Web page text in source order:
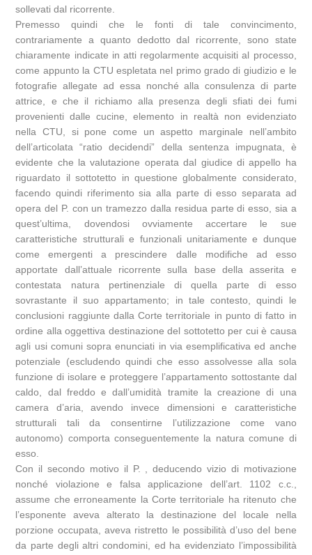
sollevati dal ricorrente.
Premesso quindi che le fonti di tale convincimento,
contrariamente a quanto dedotto dal ricorrente, sono state
chiaramente indicate in atti regolarmente acquisiti al processo,
come appunto la CTU espletata nel primo grado di giudizio e le
fotografie allegate ad essa nonché alla consulenza di parte
attrice, e che il richiamo alla presenza degli sfiati dei fumi
provenienti dalle cucine, elemento in realtà non evidenziato
nella CTU, si pone come un aspetto marginale nell’ambito
dell’articolata “ratio decidendi” della sentenza impugnata, è
evidente che la valutazione operata dal giudice di appello ha
riguardato il sottotetto in questione globalmente considerato,
facendo quindi riferimento sia alla parte di esso separata ad
opera del P. con un tramezzo dalla residua parte di esso, sia a
quest’ultima, dovendosi ovviamente accertare le sue
caratteristiche strutturali e funzionali unitariamente e dunque
come emergenti a prescindere dalle modifiche ad esso
apportate dall’attuale ricorrente sulla base della asserita e
contestata natura pertinenziale di quella parte di esso
sovrastante il suo appartamento; in tale contesto, quindi le
conclusioni raggiunte dalla Corte territoriale in punto di fatto in
ordine alla oggettiva destinazione del sottotetto per cui è causa
agli usi comuni sopra enunciati in via esemplificativa ed anche
potenziale (escludendo quindi che esso assolvesse alla sola
funzione di isolare e proteggere l’appartamento sottostante dal
caldo, dal freddo e dall’umidità tramite la creazione di una
camera d’aria, avendo invece dimensioni e caratteristiche
strutturali tali da consentirne l’utilizzazione come vano
autonomo) comporta conseguentemente la natura comune di
esso.
Con il secondo motivo il P. , deducendo vizio di motivazione
nonché violazione e falsa applicazione dell’art. 1102 c.c.,
assume che erroneamente la Corte territoriale ha ritenuto che
l’esponente aveva alterato la destinazione del locale nella
porzione occupata, aveva ristretto le possibilità d’uso del bene
da parte degli altri condomini, ed ha evidenziato l’impossibilità